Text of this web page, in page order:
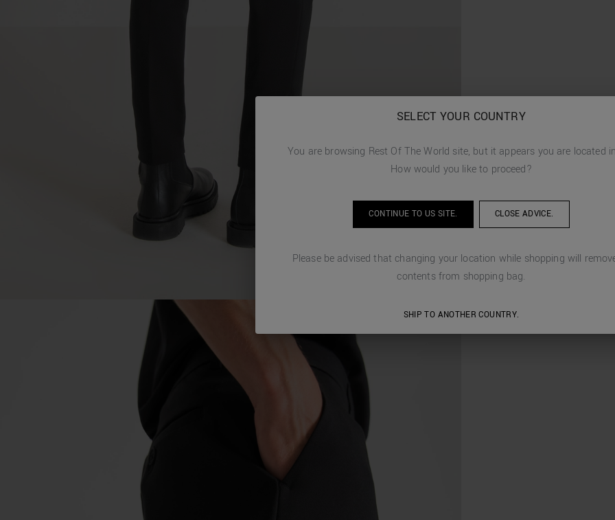
SELECT YOUR COUNTRY
You are browsing Rest Of The World site, but it appears you are located in
How would you like to proceed?
CONTINUE TO US SITE. CLOSE ADVICE.
Please be advised that changing your location while shopping will
contents from shopping bag.
SHIP TO ANOTHER COUNTRY.